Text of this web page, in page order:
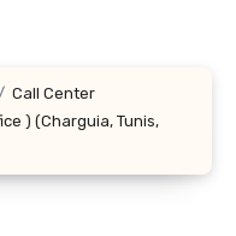
Call Center
) (Charguia, Tunis,